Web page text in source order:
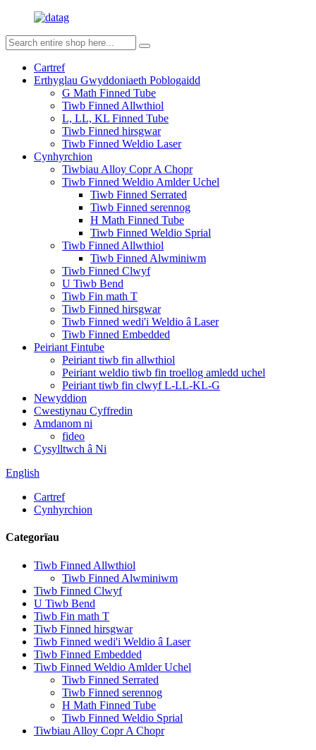
Cartref
Erthyglau Gwyddoniaeth Poblogaidd
G Math Finned Tube
Tiwb Finned Allwthiol
L, LL, KL Finned Tube
Tiwb Finned hirsgwar
Tiwb Finned Weldio Laser
Cynhyrchion
Tiwbiau Alloy Copr A Chopr
Tiwb Finned Weldio Amlder Uchel
Tiwb Finned Serrated
Tiwb Finned serennog
H Math Finned Tube
Tiwb Finned Weldio Sprial
Tiwb Finned Allwthiol
Tiwb Finned Alwminiwm
Tiwb Finned Clwyf
U Tiwb Bend
Tiwb Fin math T
Tiwb Finned hirsgwar
Tiwb Finned wedi'i Weldio â Laser
Tiwb Finned Embedded
Peiriant Fintube
Peiriant tiwb fin allwthiol
Peiriant weldio tiwb fin troellog amledd uchel
Peiriant tiwb fin clwyf L-LL-KL-G
Newyddion
Cwestiynau Cyffredin
Amdanom ni
fideo
Cysylltwch â Ni
English
Cartref
Cynhyrchion
Categorïau
Tiwb Finned Allwthiol
Tiwb Finned Alwminiwm
Tiwb Finned Clwyf
U Tiwb Bend
Tiwb Fin math T
Tiwb Finned hirsgwar
Tiwb Finned wedi'i Weldio â Laser
Tiwb Finned Embedded
Tiwb Finned Weldio Amlder Uchel
Tiwb Finned Serrated
Tiwb Finned serennog
H Math Finned Tube
Tiwb Finned Weldio Sprial
Tiwbiau Alloy Copr A Chopr